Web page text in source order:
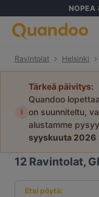
NOPEA
Ravintolat Helsinki
i
Tärkeä päivitys:
Quandoo
on suunniteltu,
alustamme
syyskuuta 2026
12 Ravintolat,
Etsi pöytä: